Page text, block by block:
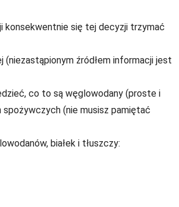
konsekwentnie się tej decyzji trzymać
źródłem informacji jest
co to są węglowodany (proste i
spożywczych (nie musisz pamiętać
białek i tłuszczy: